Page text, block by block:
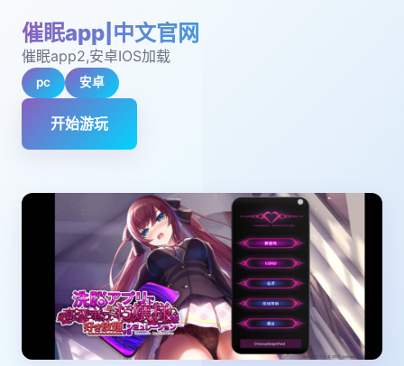
催眠app|中文官网
催眠app2,安卓IOS加载
pc 安卓
开始游玩